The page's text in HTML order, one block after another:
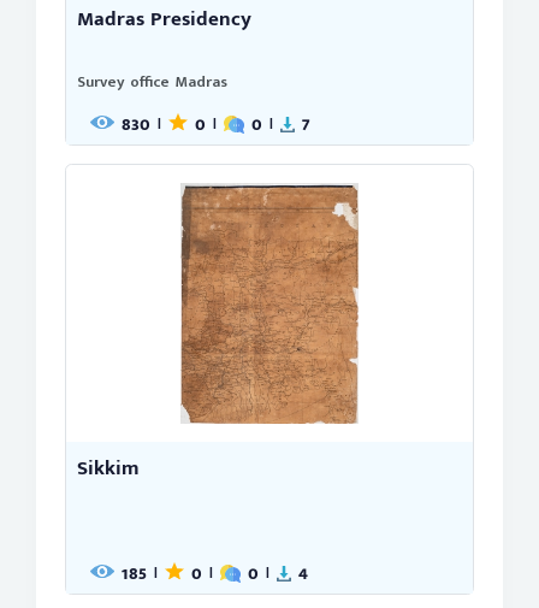
Madras Presidency
Survey office Madras
830 | 0 | 0 | 7
Sikkim
185 | 0 | 0 | 4